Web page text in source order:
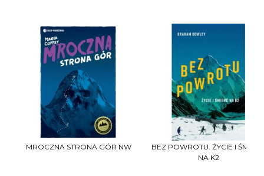
MROCZNA STRONA GÓR NW
BEZ POWROTU. ŻYCIE I
NA K2